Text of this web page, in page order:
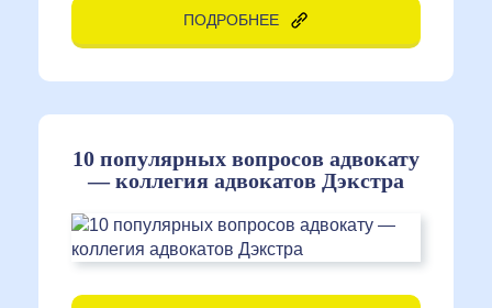
ПОДРОБНЕЕ
10 популярных вопросов адвокату
— коллегия адвокатов Дэкстра